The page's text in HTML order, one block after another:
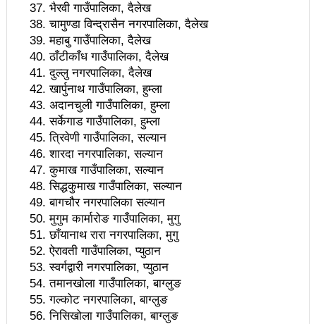
काठमाडौँमा माओवादीको नेतृत्वमा विशाल जनप्रदर्शन
राजावादी र प्रहरीबिच झडपः तीनकुने-वानेश्वर क्षेत्र तनावग्रस्त
लव प्याकुरेलद्वारा निर्देशित वृत्तचित्र ‘गर्ल्स रिराइटिङ डेस्टीनी’
लाई अडियन्स च्वाइस अवार्ड
प्रेस सेन्टरको महाधिवेसनमा पुरस्कृत हुँदै यी पत्रकार
भरतपुरका १ सय २९ सुकुम्बासी घरधुरीलाई लालपूर्जा वितरण
हानलाई मजदुर संगठनहरुको ध्यानाकर्षण पत्र, देशैभर
अभियानात्मक कार्यक्रम
‘महिला अधिकारका निम्ति सदनबाट कानून बनाउन ढिला भयो’
सहिद स्मृति दिवसमा माओवादी बेलकोटगढी नगरद्वारा वैचारिक,
राजनीतिक कार्यशाला
त्रिदेशीय विद्युत ब्यापार सम्झौता नेपालका लागि कोशेढुंगाः
भैरवी गाउँपालिका, दैलेख
चामुण्डा विन्द्रासैन नगरपालिका, दैलेख
महाबु गाउँपालिका, दैलेख
ठाँटीकाँध गाउँपालिका, दैलेख
दुल्लु नगरपालिका, दैलेख
खार्पुनाथ गाउँपालिका, हुम्ला
अदानचुली गाउँपालिका, हुम्ला
सर्केगाड गाउँपालिका, हुम्ला
त्रिवेणी गाउँपालिका, सल्यान
शारदा नगरपालिका, सल्यान
कुमाख गाउँपालिका, सल्यान
सिद्धकुमाख गाउँपालिका, सल्यान
बागचौर नगरपालिका सल्यान
मुगुम कार्मारोङ गाउँपालिका, मुगु
छाँयानाथ रारा नगरपालिका, मुगु
ऐरावती गाउँपालिका, प्युठान
स्वर्गद्वारी नगरपालिका, प्युठान
तमानखोला गाउँपालिका, बाग्लुङ
गल्कोट नगरपालिका, बाग्लुङ
निसिखोला गाउँपालिका, बाग्लुङ